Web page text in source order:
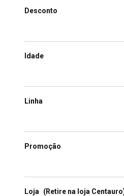
Desconto
Idade
Linha
Promoção
Loja (Retire na loja